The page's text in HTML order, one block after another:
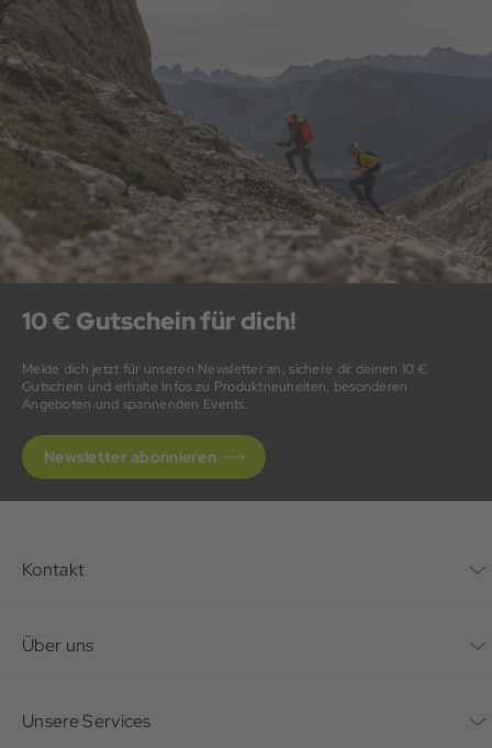
10 € Gutschein für dich!
Melde dich jetzt für unseren Newsletter an, sichere dir deinen 10 €
Gutschein und erhalte Infos zu Produktneuheiten, besonderen
Angeboten und spannenden Events.
Newsletter abonnieren
Kontakt
Über uns
Unsere Services